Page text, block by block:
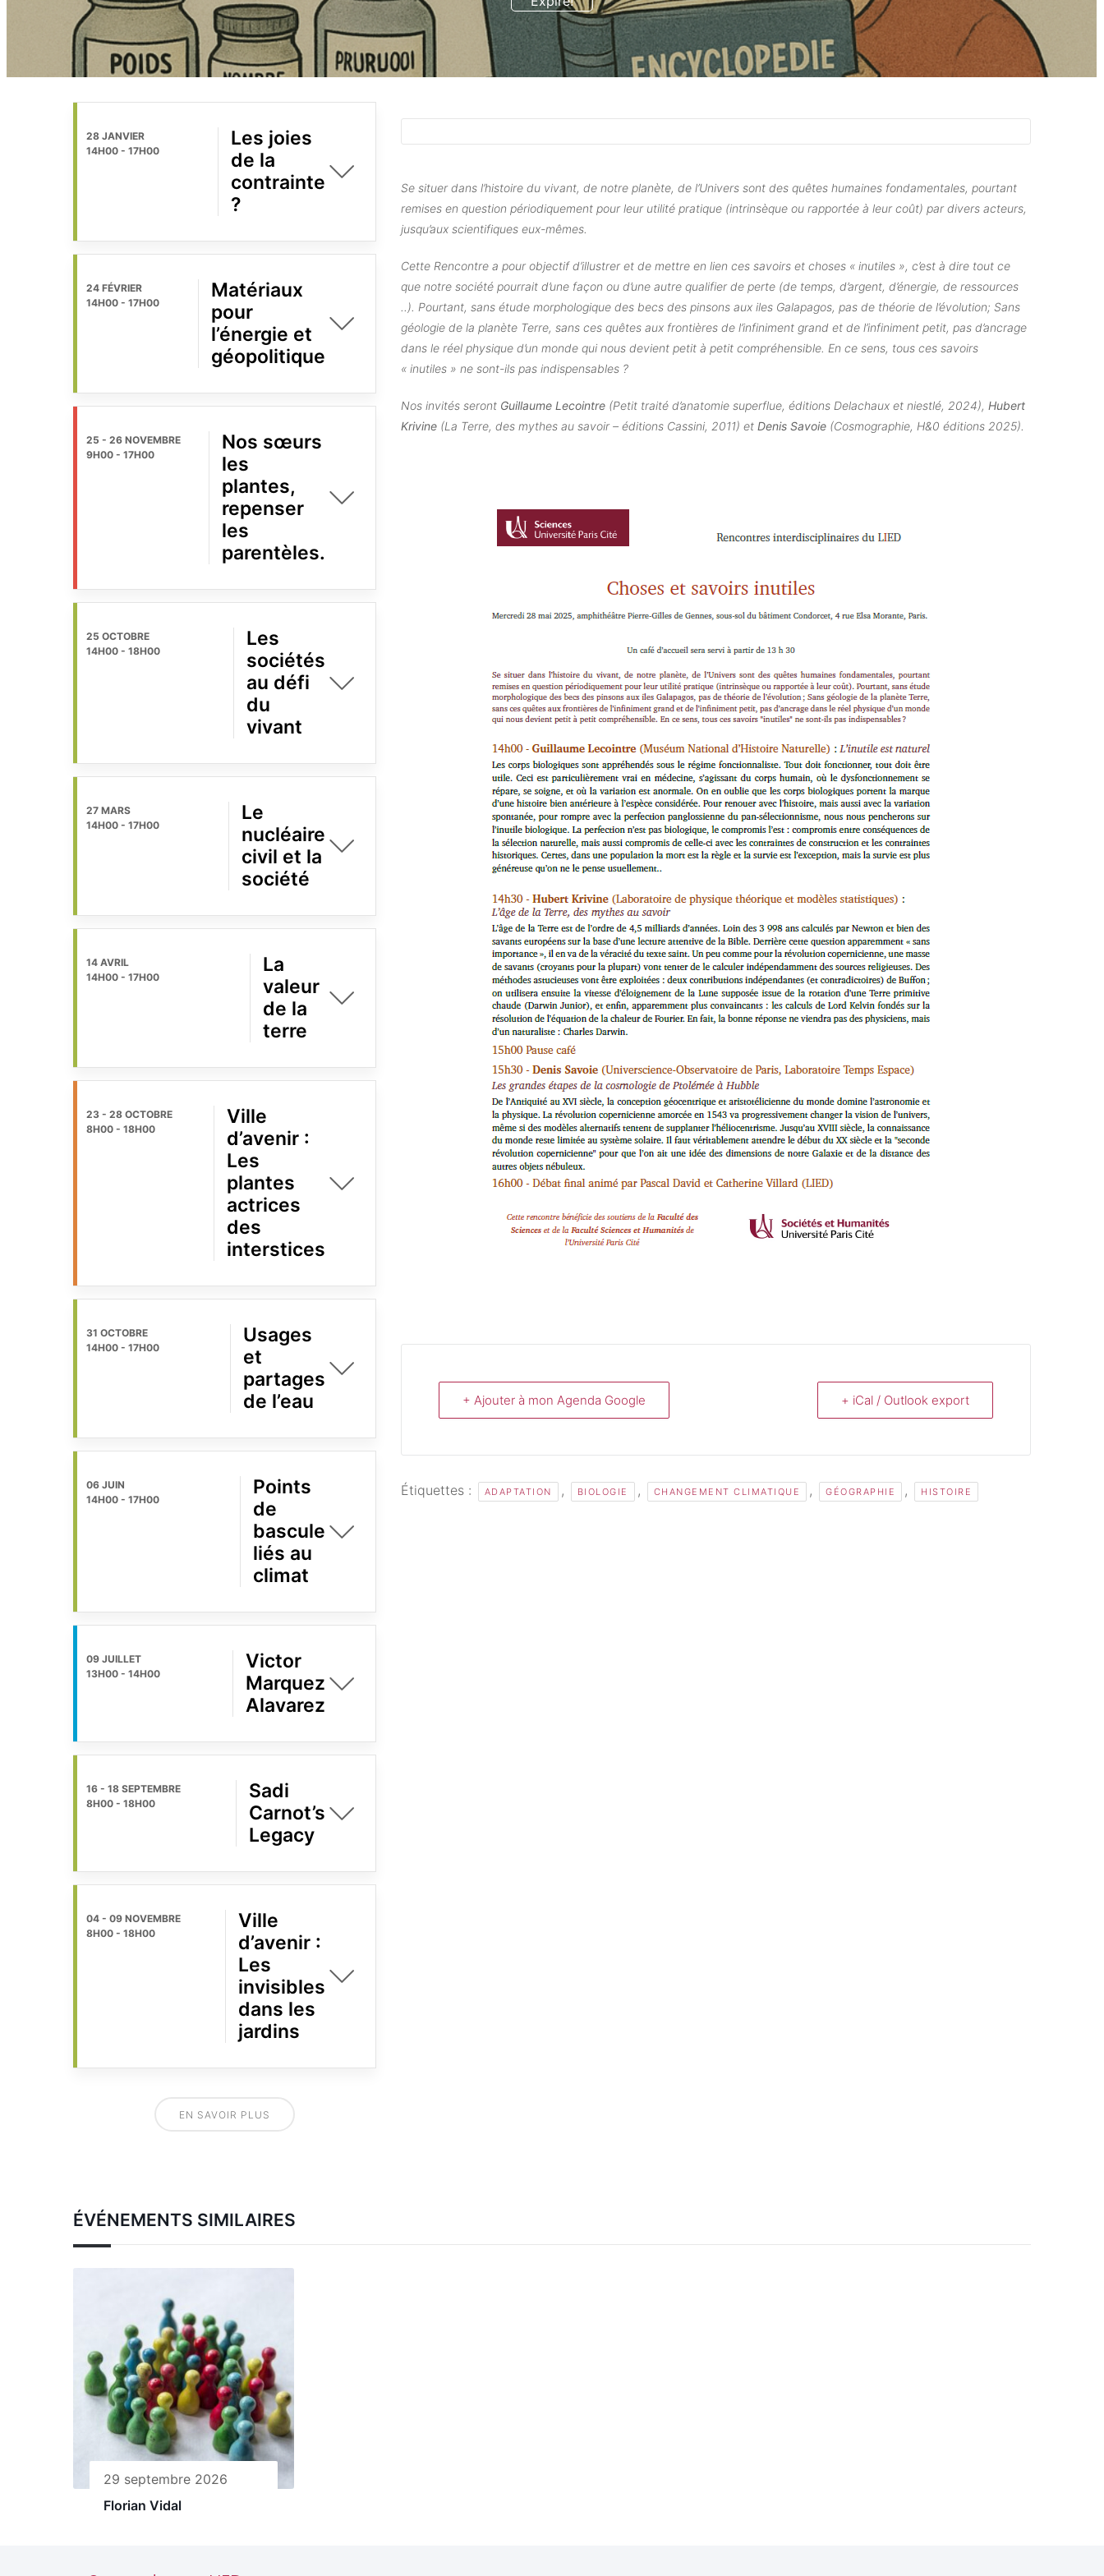
28 JANVIER
14H00 - 17H00
Les joies
de la
contrainte
?
24 FÉVRIER
14H00 - 17H00
Matériaux
pour
l’énergie et
géopolitique
25 - 26 NOVEMBRE
9H00 - 17H00
Nos sœurs
les
plantes,
repenser
les
parentèles.
25 OCTOBRE
14H00 - 18H00
Les
sociétés
au défi
du
vivant
27 MARS
14H00 - 17H00
Le
nucléaire
civil et la
société
14 AVRIL
14H00 - 17H00
La
valeur
de la
terre
23 - 28 OCTOBRE
8H00 - 18H00
Ville
d’avenir :
Les
plantes
actrices
des
interstices
31 OCTOBRE
14H00 - 17H00
Usages
et
partages
de l’eau
06 JUIN
14H00 - 17H00
Points
de
bascule
liés au
climat
09 JUILLET
13H00 - 14H00
Victor
Marquez
Alavarez
16 - 18 SEPTEMBRE
8H00 - 18H00
Sadi
Carnot’s
Legacy
04 - 09 NOVEMBRE
8H00 - 18H00
Ville
d’avenir :
Les
invisibles
dans les
jardins
EN SAVOIR PLUS
Se situer dans l’histoire du vivant, de notre planète, de l’Univers sont des quêtes humaines fondamentales, pourtant
remises en question périodiquement pour leur utilité pratique (intrinsèque ou rapportée à leur coût) par divers acteurs,
jusqu’aux scientifiques eux-mêmes.
Cette Rencontre a pour objectif d’illustrer et de mettre en lien ces savoirs et choses « inutiles », c’est à dire tout ce
que notre société pourrait d’une façon ou d’une autre qualifier de perte (de temps, d’argent, d’énergie, de ressources
..). Pourtant, sans étude morphologique des becs des pinsons aux iles Galapagos, pas de théorie de l’évolution; Sans
géologie de la planète Terre, sans ces quêtes aux frontières de l’infiniment grand et de l’infiniment petit, pas d’ancrage
dans le réel physique d’un monde qui nous devient petit à petit compréhensible. En ce sens, tous ces savoirs
« inutiles » ne sont-ils pas indispensables ?
Nos invités seront Guillaume Lecointre(Petit traité d’anatomie superflue, éditions Delachaux et niestlé, 2024), Hubert
Krivine(La Terre, des mythes au savoir – éditions Cassini, 2011) et Denis Savoie(Cosmographie, H&0 éditions 2025).
+ Ajouter à mon Agenda Google + iCal / Outlook export
Étiquettes : ADAPTATION , BIOLOGIE , CHANGEMENT CLIMATIQUE , GÉOGRAPHIE , HISTOIRE
ÉVÉNEMENTS SIMILAIRES
29 septembre 2026
Florian Vidal